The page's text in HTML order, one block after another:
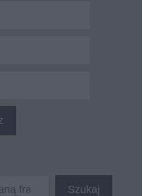
Szukaj